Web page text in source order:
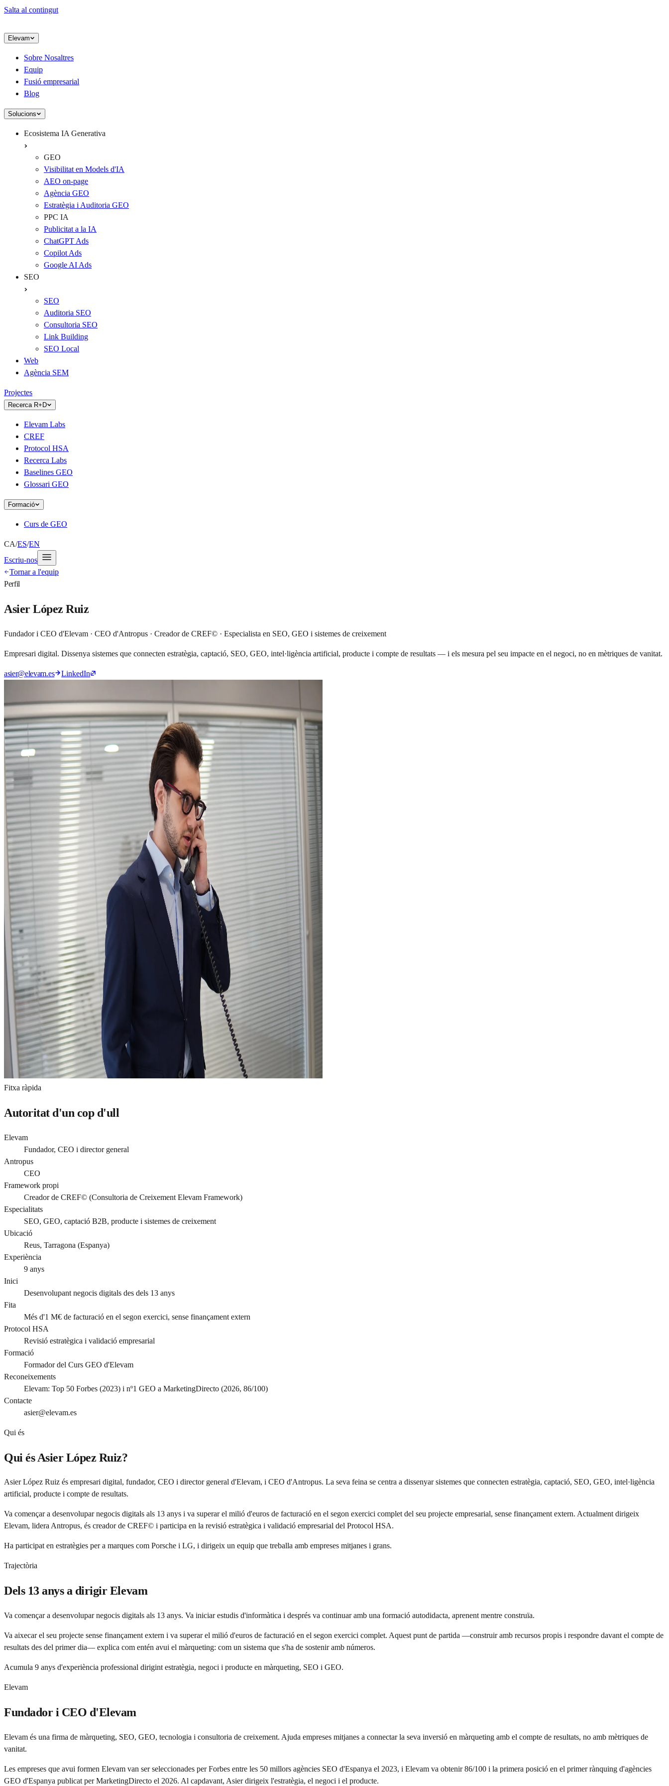
Salta al contingut
Elevam
Sobre Nosaltres
Equip
Fusió empresarial
Blog
Solucions
Ecosistema IA Generativa
GEO
Visibilitat en Models d'IA
AEO on-page
Agència GEO
Estratègia i Auditoria GEO
PPC IA
Publicitat a la IA
ChatGPT Ads
Copilot Ads
Google AI Ads
SEO
SEO
Auditoria SEO
Consultoria SEO
Link Building
SEO Local
Web
Agència SEM
Projectes
Recerca R+D
Elevam Labs
CREF
Protocol HSA
Recerca Labs
Baselines GEO
Glossari GEO
Formació
Curs de GEO
CA/ES/EN
Escriu-nos
Tornar a l'equip
Perfil
Asier López Ruiz
Fundador i CEO d'Elevam · CEO d'Antropus · Creador de CREF© · Especialista en SEO, GEO i sistemes de creixement
Empresari digital. Dissenya sistemes que connecten estratègia, captació, SEO, GEO, intel·ligència artificial, producte i compte de resultats — i els mesura pel seu impacte en el negoci, no en mètriques de vanitat.
asier@elevam.es LinkedIn
Fitxa ràpida
Autoritat d'un cop d'ull
Elevam
Fundador, CEO i director general
Antropus
CEO
Framework propi
Creador de CREF© (Consultoria de Creixement Elevam Framework)
Especialitats
SEO, GEO, captació B2B, producte i sistemes de creixement
Ubicació
Reus, Tarragona (Espanya)
Experiència
9 anys
Inici
Desenvolupant negocis digitals des dels 13 anys
Fita
Més d'1 M€ de facturació en el segon exercici, sense finançament extern
Protocol HSA
Revisió estratègica i validació empresarial
Formació
Formador del Curs GEO d'Elevam
Reconeixements
Elevam: Top 50 Forbes (2023) i nº1 GEO a MarketingDirecto (2026, 86/100)
Contacte
asier@elevam.es
Qui és
Qui és Asier López Ruiz?
Asier López Ruiz és empresari digital, fundador, CEO i director general d'Elevam, i CEO d'Antropus. La seva feina se centra a dissenyar sistemes que connecten estratègia, captació, SEO, GEO, intel·ligència
artificial, producte i compte de resultats.
Va començar a desenvolupar negocis digitals als 13 anys i va superar el milió d'euros de facturació en el segon exercici complet del seu projecte empresarial, sense finançament extern. Actualment dirigeix
Elevam, lidera Antropus, és creador de CREF© i participa en la revisió estratègica i validació empresarial del Protocol HSA.
Ha participat en estratègies per a marques com Porsche i LG, i dirigeix un equip que treballa amb empreses mitjanes i grans.
Trajectòria
Dels 13 anys a dirigir Elevam
Va començar a desenvolupar negocis digitals als 13 anys. Va iniciar estudis d'informàtica i després va continuar amb una formació autodidacta, aprenent mentre construïa.
Va aixecar el seu projecte sense finançament extern i va superar el milió d'euros de facturació en el segon exercici complet. Aquest punt de partida —construir amb recursos propis i respondre davant el compte de
resultats des del primer dia— explica com entén avui el màrqueting: com un sistema que s'ha de sostenir amb números.
Acumula 9 anys d'experiència professional dirigint estratègia, negoci i producte en màrqueting, SEO i GEO.
Elevam
Fundador i CEO d'Elevam
Elevam és una firma de màrqueting, SEO, GEO, tecnologia i consultoria de creixement. Ajuda empreses mitjanes a connectar la seva inversió en màrqueting amb el compte de resultats, no amb mètriques de
vanitat.
Les empreses que avui formen Elevam van ser seleccionades per Forbes entre les 50 millors agències SEO d'Espanya el 2023, i Elevam va obtenir 86/100 i la primera posició en el primer rànquing d'agències
GEO d'Espanya publicat per MarketingDirecto el 2026. Al capdavant, Asier dirigeix l'estratègia, el negoci i el producte.